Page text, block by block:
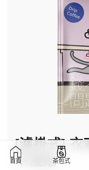
[濾掛式] 衣
中淺焙
首頁 茶包式